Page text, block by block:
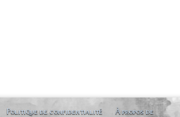
2
0
Politique de confidentialité
À propos de